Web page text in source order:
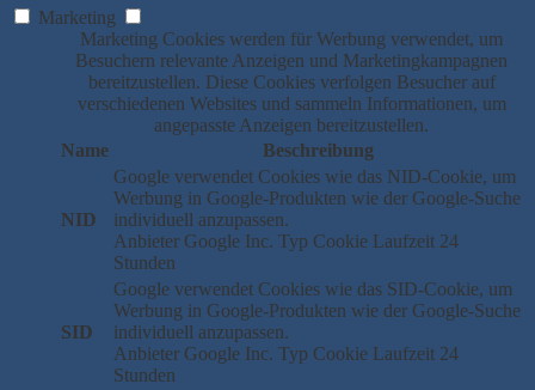
Marketing
Marketing Cookies werden für Werbung verwendet, um
Besuchern relevante Anzeigen und Marketingkampagnen
bereitzustellen. Diese Cookies verfolgen Besucher auf
verschiedenen Websites und sammeln Informationen, um
angepasste Anzeigen bereitzustellen.
Name
Beschreibung
NID
Google verwendet Cookies wie das NID-Cookie, um
Werbung in Google-Produkten wie der Google-Suche
individuell anzupassen.
Anbieter Google Inc. Typ Cookie Laufzeit 24
Stunden
SID
Google verwendet Cookies wie das SID-Cookie, um
Werbung in Google-Produkten wie der Google-Suche
individuell anzupassen.
Anbieter Google Inc. Typ Cookie Laufzeit 24
Stunden